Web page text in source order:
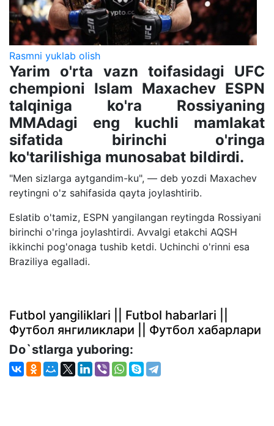
Rasmni yuklab olish
Yarim o'rta vazn toifasidagi UFC
chempioni Islam Maxachev ESPN
talqiniga ko'ra Rossiyaning
MMAdagi eng kuchli mamlakat
sifatida birinchi o'ringa
ko'tarilishiga munosabat bildirdi.
"Men sizlarga aytgandim-ku", — deb yozdi Maxachev
reytingni o'z sahifasida qayta joylashtirib.
Eslatib o'tamiz, ESPN yangilangan reytingda Rossiyani
birinchi o'ringa joylashtirdi. Avvalgi etakchi AQSH
ikkinchi pog'onaga tushib ketdi. Uchinchi o'rinni esa
Braziliya egalladi.
Futbol yangiliklari || Futbol habarlari ||
Футбол янгиликлари || Футбол хабарлари
Do`stlarga yuboring: